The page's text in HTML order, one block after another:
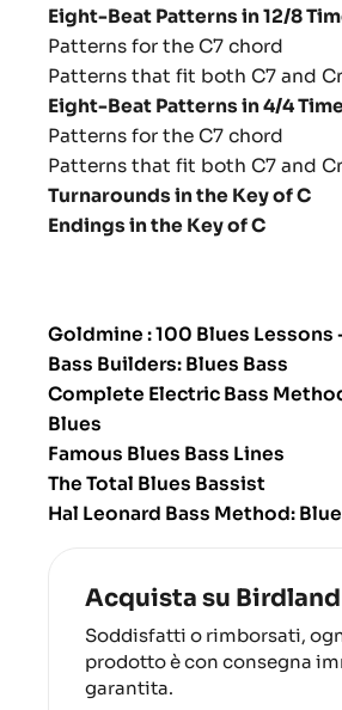
Eight-Beat Patterns in 12/8
Patterns for the C7 chord
Patterns that fit both C7 and
Eight-Beat Patterns in 4/4
Patterns for the C7 chord
Patterns that fit both C7 and
Turnarounds in the Key of C
Endings in the Key of C
Goldmine : 100 Blues Lessons
Bass Builders: Blues Bass
Complete Electric Bass
Blues
Famous Blues Bass Lines
The Total Blues Bassist
Hal Leonard Bass Method:
Acquista su Birdland
Soddisfatti o rimborsati,
prodotto è con consegna
garantita.